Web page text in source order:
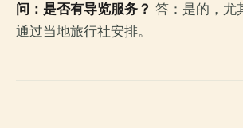
问：是否有导览服务？ 答：是的，尤
通过当地旅行社安排。